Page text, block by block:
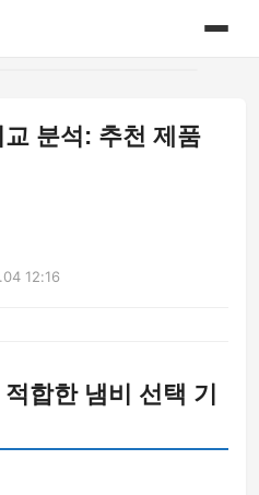
분석: 추천 제품
12:16
합한 냄비 선택 기